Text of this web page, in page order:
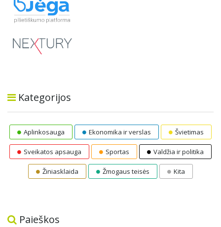
Kategorijos
Aplinkosauga Ekonomika ir verslas Švietimas
Sveikatos apsauga Sportas Valdžia ir politika
Žiniasklaida Žmogaus teisės Kita
Paieškos